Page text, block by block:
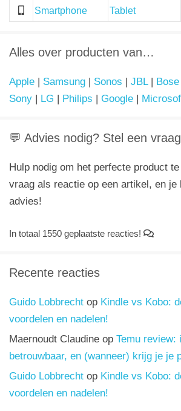
Smartphone Tablet
Alles over producten van…
Apple | Samsung | Sonos | JBL| Bose
Sony | LG | Philips | Google |
💬 Advies nodig? Stel een
Hulp nodig om het perfecte product
vraag als reactie op een artikel, en
advies!
In totaal 1550 geplaatste reacties!
Recente reacties
Guido Lobbrecht op Kindle vs Kobo:
voordelen en nadelen!
Maernoudt Claudine op Temu review:
betrouwbaar, en (wanneer) krijg je je
Guido Lobbrecht op Kindle vs Kobo:
voordelen en nadelen!